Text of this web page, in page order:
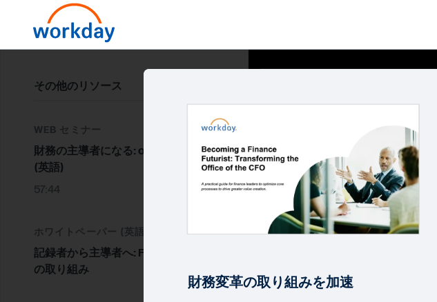
その他のリソース
WEB セミナー
財務の主導者になる: oCFO の変革
(英語)
57:44
ホワイトペーパー (英語)
記録者から主導者へ: Finance 5.0 へ
の取り組み
財務変革の取り組みを加速